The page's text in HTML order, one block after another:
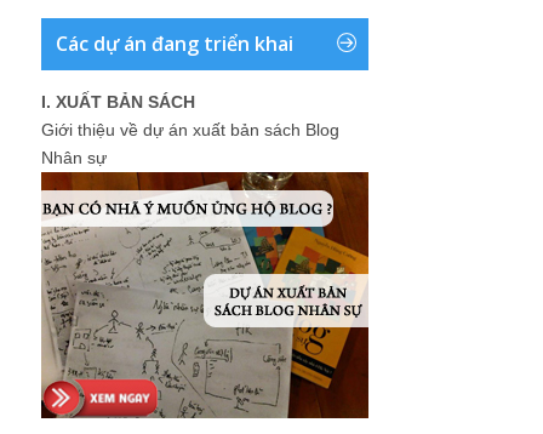
Các dự án đang triển khai
I. XUẤT BẢN SÁCH
Giới thiệu về dự án xuất bản sách Blog
Nhân sự